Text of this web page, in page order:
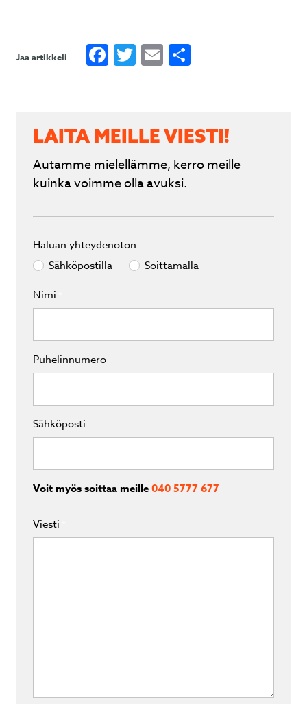
Jaa artikkeli Facebook
Twitter
Email
LAITA MEILLE VIESTI!
Autamme mielellämme, kerro meille
kuinka voimme olla avuksi.
Haluan yhteydenoton:
Sähköpostilla
Soittamalla
Nimi
Puhelinnumero
Sähköposti
Voit myös soittaa meille040 5777 677
Viesti